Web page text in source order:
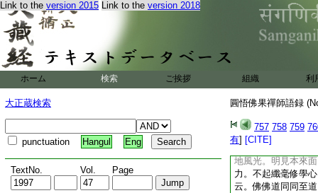
Link to the version 2015 Link to the version 2018
ホーム 検索 ご挨拶 組織 利
大正蔵検索
punctuation Hangul Eng
TextNo. Vol. Page
圓悟佛果禪師語録
757 758 759
有] [CITE]
機。權實照用廓爾
大千於方外。其實
水是水。僧是僧俗
無餘。其用也。喝
當恁麼時如何湊泊
忘。玄妙理遣。有
行。釋迦自釋迦。
財自善財。其或未
得定作得主。却須
頭上明物物上顯。
得失。淨裸裸絶承
地風光。明見本來
力。不起纖毫修學
云。佛佛道同同至